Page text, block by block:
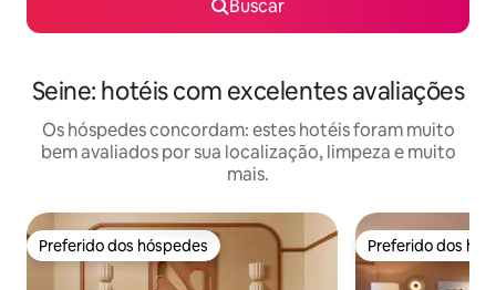
Buscar
Seine: hotéis com excelentes avaliações
Os hóspedes concordam: estes hotéis foram muito
bem avaliados por sua localização, limpeza e muito
mais.
Preferido dos hóspedes
Preferido dos hóspedes Preferido dos
Preferido dos